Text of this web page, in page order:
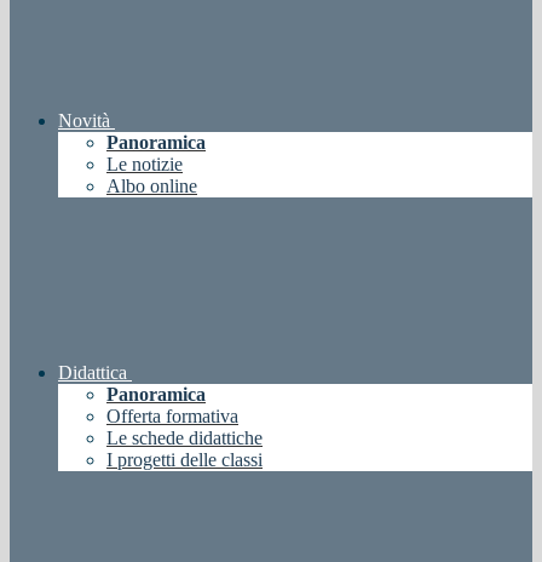
Novità
Panoramica
Le notizie
Albo online
Didattica
Panoramica
Offerta formativa
Le schede didattiche
I progetti delle classi